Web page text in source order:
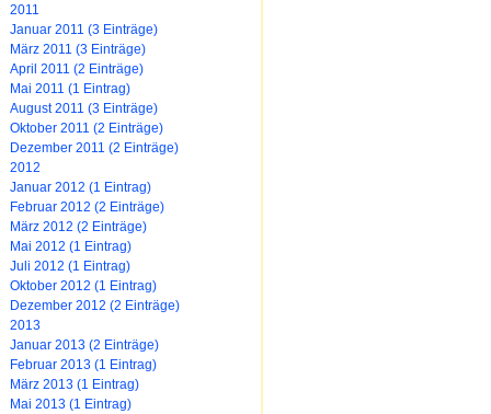
2011
Januar 2011 (3 Einträge)
März 2011 (3 Einträge)
April 2011 (2 Einträge)
Mai 2011 (1 Eintrag)
August 2011 (3 Einträge)
Oktober 2011 (2 Einträge)
Dezember 2011 (2 Einträge)
2012
Januar 2012 (1 Eintrag)
Februar 2012 (2 Einträge)
März 2012 (2 Einträge)
Mai 2012 (1 Eintrag)
Juli 2012 (1 Eintrag)
Oktober 2012 (1 Eintrag)
Dezember 2012 (2 Einträge)
2013
Januar 2013 (2 Einträge)
Februar 2013 (1 Eintrag)
März 2013 (1 Eintrag)
Mai 2013 (1 Eintrag)